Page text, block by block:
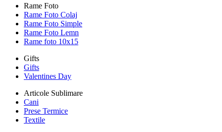
Rame Foto
Rame Foto Colaj
Rame Foto Simple
Rame Foto Lemn
Rame foto 10x15
Gifts
Gifts
Valentines Day
Articole Sublimare
Cani
Prese Termice
Textile